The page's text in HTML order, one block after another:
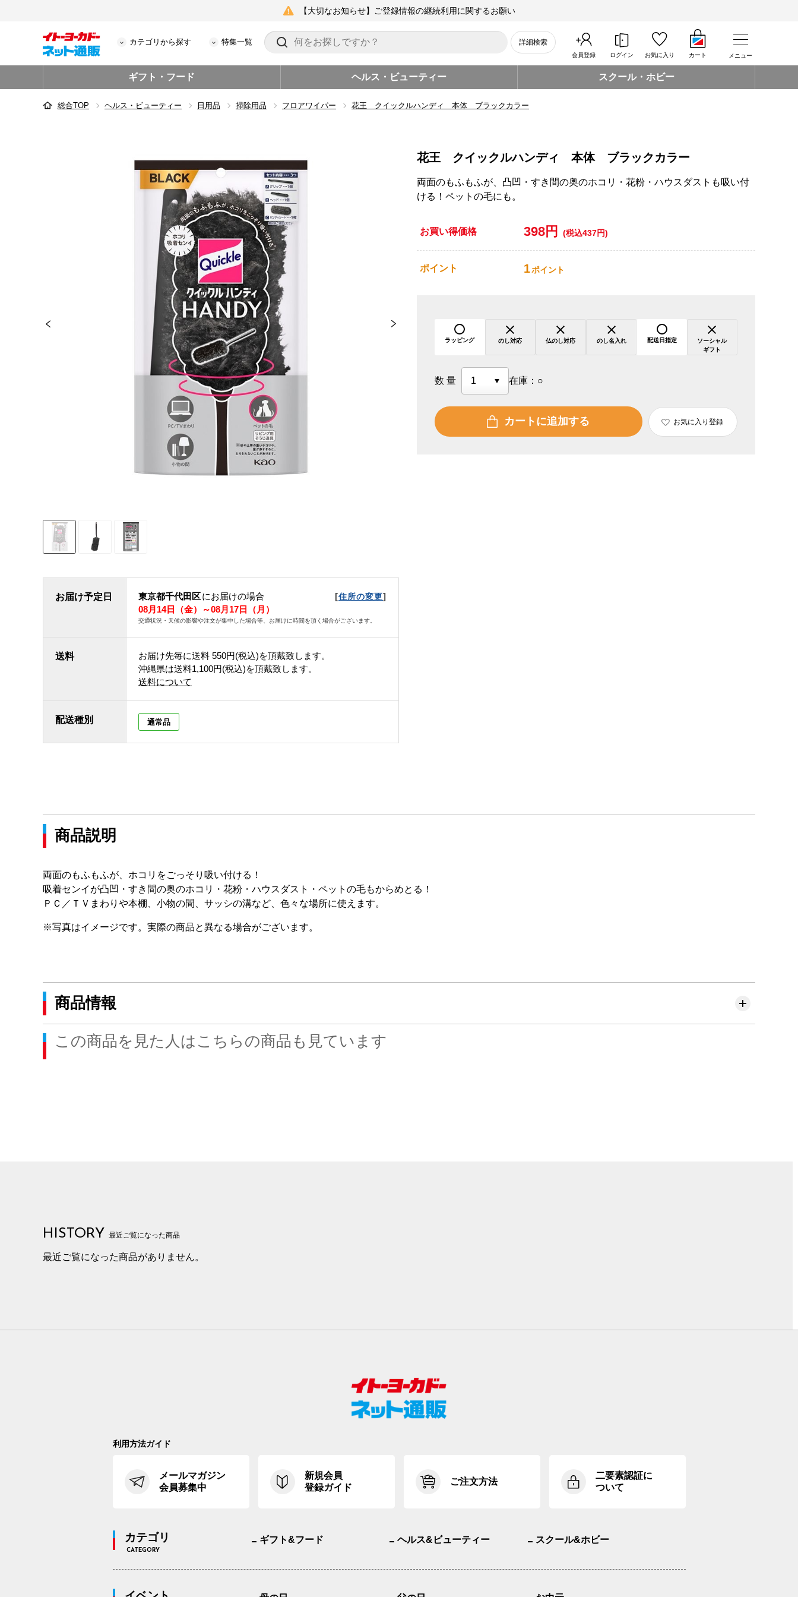
【大切なお知らせ】ご登録情報の継続利用に関するお願い
カテゴリから探す 特集一覧 詳細検索
会員登録 ログイン お気に入り カート メニュー
ギフト・フード ヘルス・ビューティー スクール・ホビー
総合TOP ヘルス・ビューティー 日用品 掃除用品 フロアワイパー 花王 クイックルハンディ 本体 ブラックカラー
お届け予定日 東京都千代田区にお届けの場合 [住所の変更]
08月14日（金）～08月17日（月）
交通状況・天候の影響や注文が集中した場合等、お届けに時間を頂く場合がございます。
送料 お届け先毎に送料 550円(税込)を頂戴致します。
沖縄県は送料1,100円(税込)を頂戴致します。
送料について
配送種別 通常品
花王 クイックルハンディ 本体 ブラックカラー
両面のもふもふが、凸凹・すき間の奥のホコリ・花粉・ハウスダストも吸い付
ける！ペットの毛にも。
お買い得価格 398円 (税込437円)
ポイント 1ポイント
ラッピング のし対応 仏のし対応 のし名入れ 配送日指定
ソーシャル
ギフト
数量 在庫： ○
カートに追加する お気に入り登録
商品説明
両面のもふもふが、ホコリをごっそり吸い付ける！
吸着センイが凸凹・すき間の奥のホコリ・花粉・ハウスダスト・ペットの毛もからめとる！
ＰＣ／ＴＶまわりや本棚、小物の間、サッシの溝など、色々な場所に使えます。
※写真はイメージです。実際の商品と異なる場合がございます。
商品情報
この商品を見た人はこちらの商品も見ています
HISTORY 最近ご覧になった商品
最近ご覧になった商品がありません。
利用方法ガイド
メールマガジン
会員募集中
新規会員
登録ガイド
ご注文方法
二要素認証に
ついて
カテゴリ
CATEGORY
ギフト&フード ヘルス&ビューティー スクール&ホビー